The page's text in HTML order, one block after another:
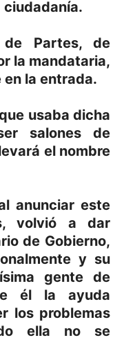
ciudadanía.
Partes, de
la mandataria,
la entrada.
usaba dicha
salones de
el nombre
anunciar este
volvió a dar
de Gobierno,
y su
gente de
él la ayuda
los problemas
ella no se